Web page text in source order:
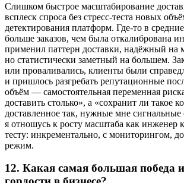
Слишком быстрое масштабирование
всплеск спроса без стресс-теста новых
детектирования платформ. Где-то в
больше заказов, чем была откалибрована
применил паттерн доставки, надёжный на
но статистически заметный на большем.
или проваливались, клиенты были
и пришлось разгребать репутационные
объём — самостоятельная переменная
доставить столько», а «сохранит ли такое
доставленное так, нужные мне сигнальные
я отношусь к росту масштаба как инженер
тесту: инкрементально, с мониторингом,
режим.
12. Какая самая большая победа